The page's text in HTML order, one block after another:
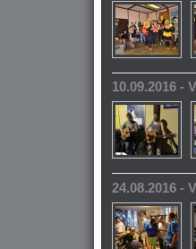
10.09.2016 -
24.08.2016 -